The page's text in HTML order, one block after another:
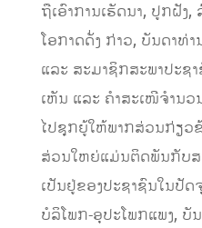
ຖືເອົາການເຮັດນາ, ປູກຝັງ
ໂອກາດດັ່ງ ກ່າວ, ບັນດາທ່
ແລະ ສະມາຊິກສະພາປະຊ
ເຫັນ ແລະ ຄຳສະເໜີຈຳນ
ໄປຊຸກຍູ້ໃຫ້ພາກສ່ວນກ່ຽວ
ສ່ວນໃຫຍ່ແມ່ນຕິດພັນກັບ
ເປັນຢູ່ຂອງປະຊາຊົນໃນປັ
ບໍລິໂພກ-ອຸປະໂພກແພງ, ບັ